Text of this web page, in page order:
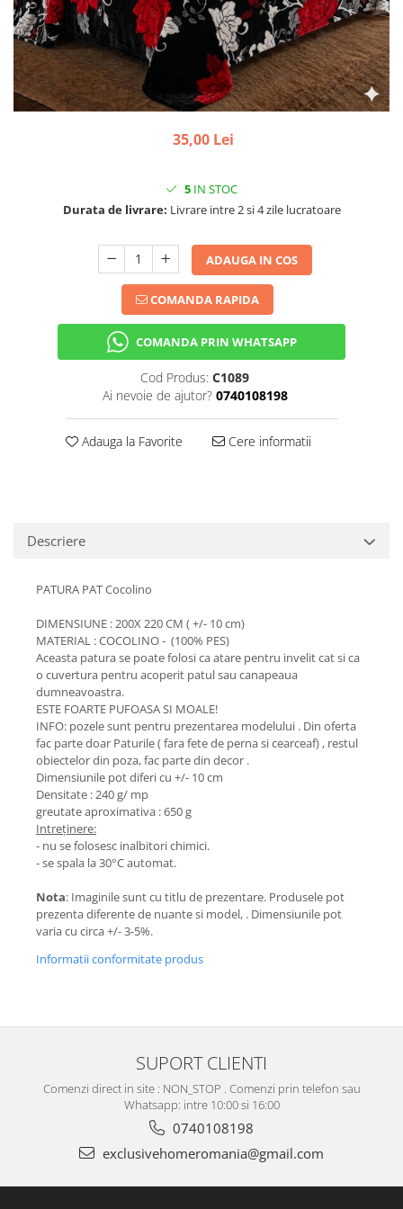
35,00 Lei
5 IN STOC
Durata de livrare: Livrare intre 2 si 4 zile lucratoare
ADAUGA IN COS
COMANDA RAPIDA
COMANDA PRIN WHATSAPP
Cod Produs: C1089
Ai nevoie de ajutor? 0740108198
Adauga la Favorite Cere informatii
Descriere
PATURA PAT Cocolino
DIMENSIUNE : 200X 220 CM ( +/- 10 cm)
MATERIAL : COCOLINO - (100% PES)
Aceasta patura se poate folosi ca atare pentru invelit cat si ca
o cuvertura pentru acoperit patul sau canapeaua
dumneavoastra.
ESTE FOARTE PUFOASA SI MOALE!
INFO: pozele sunt pentru prezentarea modelului . Din oferta
fac parte doar Paturile ( fara fete de perna si cearceaf) , restul
obiectelor din poza, fac parte din decor .
Dimensiunile pot diferi cu +/- 10 cm
Densitate : 240 g/ mp
greutate aproximativa : 650 g
Intreținere:
- nu se folosesc inalbitori chimici.
- se spala la 30°C automat.
Nota: Imaginile sunt cu titlu de prezentare. Produsele pot
prezenta diferente de nuante si model, . Dimensiunile pot
varia cu circa +/- 3-5%.
Informatii conformitate produs
SUPORT CLIENTI
Comenzi direct in site : NON_STOP . Comenzi prin telefon sau
Whatsapp: intre 10:00 si 16:00
0740108198
exclusivehomeromania@gmail.com